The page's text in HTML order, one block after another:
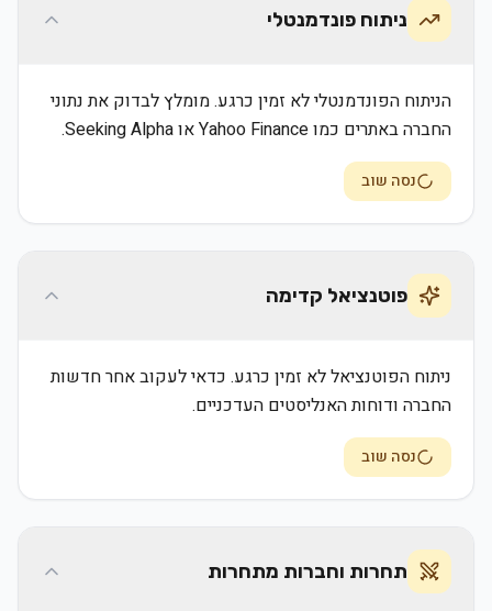
ניתוח פונדמנטלי
הניתוח הפונדמנטלי לא זמין כרגע. מומלץ לבדוק את נתוני
החברה באתרים כמו Yahoo Finance או Seeking Alpha.
נסה שוב
פוטנציאל קדימה
ניתוח הפוטנציאל לא זמין כרגע. כדאי לעקוב אחר חדשות
החברה ודוחות האנליסטים העדכניים.
נסה שוב
תחרות וחברות מתחרות